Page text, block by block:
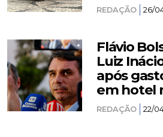
REDAÇÃO 26/
Flávio
Luiz
após
em hotel
REDAÇÃO 22/